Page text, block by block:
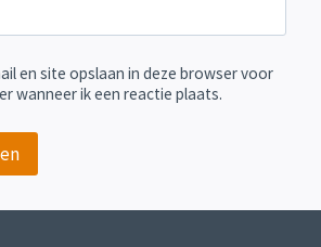
en site opslaan in deze browser voor
wanneer ik een reactie plaats.